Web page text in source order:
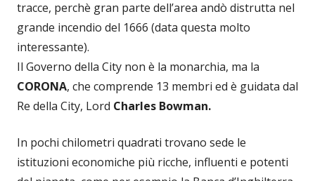
tracce, perchè gran parte dell’area andò distrutta nel
grande incendio del 1666 (data questa molto
interessante).
Il Governo della City non è la monarchia, ma la
CORONA, che comprende 13 membri ed è guidata dal
Re della City, Lord Charles Bowman.
In pochi chilometri quadrati trovano sede le
istituzioni economiche più ricche, influenti e potenti